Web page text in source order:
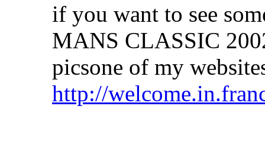
if you want to see
MANS CLASSIC
picsone of my
http://